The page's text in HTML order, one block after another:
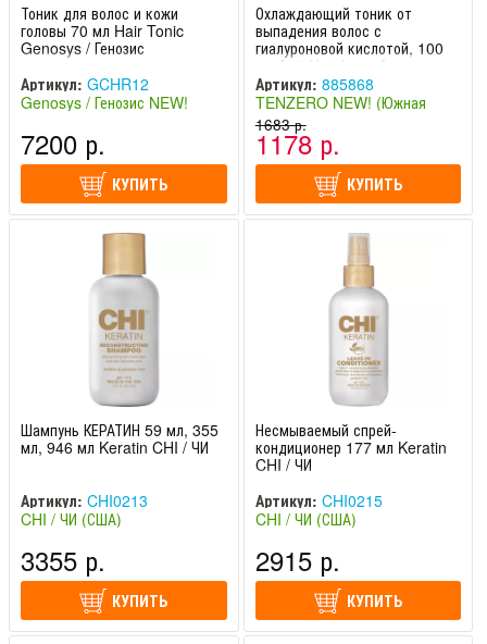
Тоник для волос и кожи
головы 70 мл Hair Tonic
Genosys / Генозис
Артикул: GCHR12
Genosys / Генозис NEW!
7200 р.
КУПИТЬ
Охлаждающий тоник от
выпадения волос с
гиалуроновой кислотой, 100
мл Anti-Hair Loss Aqua
Cooling Tonic TENZERO /
Тензеро
Артикул: 885868
TENZERO NEW! (Южная
Корея)
1683 р.
1178 р.
КУПИТЬ
Шампунь КЕРАТИН 59 мл, 355
мл, 946 мл Keratin CHI / ЧИ
Артикул: CHI0213
CHI / ЧИ (США)
3355 р.
КУПИТЬ
Несмываемый спрей-
кондиционер 177 мл Keratin
CHI / ЧИ
Артикул: CHI0215
CHI / ЧИ (США)
2915 р.
КУПИТЬ